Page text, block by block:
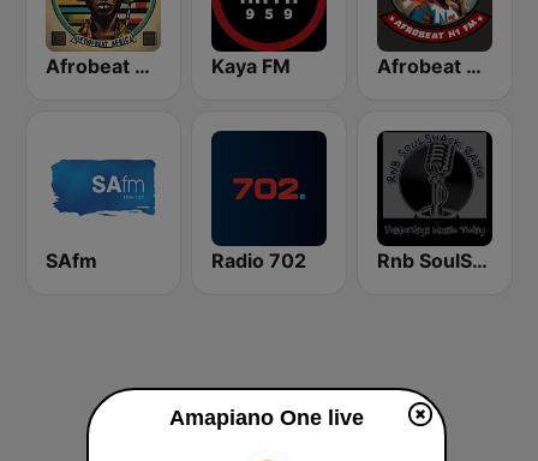
Afrobeat Africa Kaya FM Afrobeat N1 FM
SAfm Radio 702 Rnb SoulShack Radio
Amapiano One live